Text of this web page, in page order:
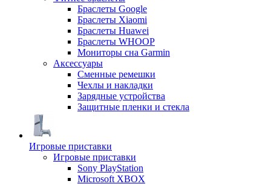
Браслеты Google
Браслеты Xiaomi
Браслеты Huawei
Браслеты WHOOP
Мониторы сна Garmin
Аксессуары
Сменные ремешки
Чехлы и накладки
Зарядные устройства
Защитные пленки и стекла
Игровые приставки
Игровые приставки
Sony PlayStation
Microsoft XBOX